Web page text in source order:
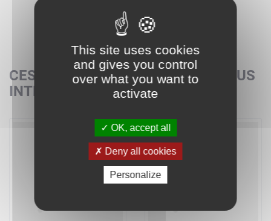
CES SETS POURRAIENT AUSSI VOUS
INTÉRESSER
This site uses cookies
and gives you control
over what you want to
activate
OK, accept all
Deny all cookies
Personalize